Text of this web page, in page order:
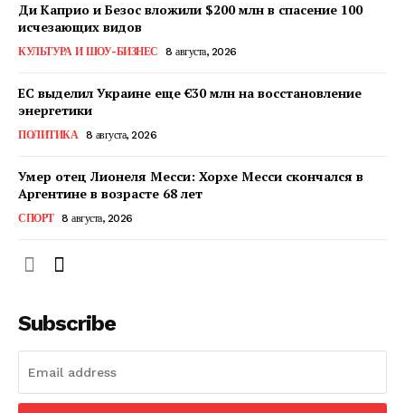
КавПолит
Ди Каприо и Безос вложили $200 млн в спасение 100
исчезающих видов
КУЛЬТУРА И ШОУ-БИЗНЕС 8 августа, 2026
ЕС выделил Украине еще €30 млн на восстановление
энергетики
ПОЛИТИКА 8 августа, 2026
Умер отец Лионеля Месси: Хорхе Месси скончался в
Аргентине в возрасте 68 лет
СПОРТ 8 августа, 2026
Subscribe